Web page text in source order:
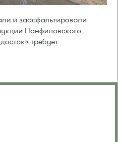
и заасфальтировали
Панфиловского
требует